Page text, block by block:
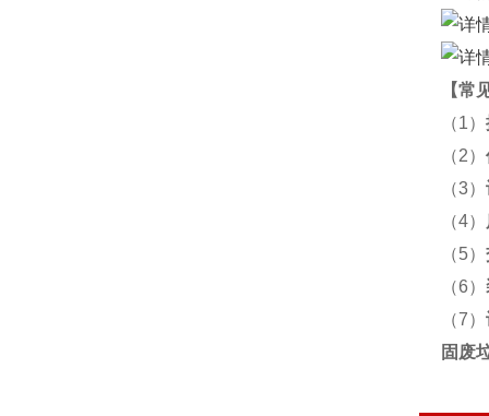
【常
（1）
（2）
（3）
（4）
（5）
（6）
（7）
固废